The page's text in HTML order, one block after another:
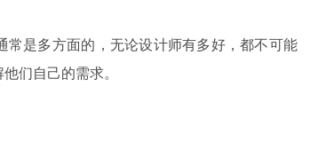
是多方面的，无论设计师有多好，都不可能
们自己的需求。